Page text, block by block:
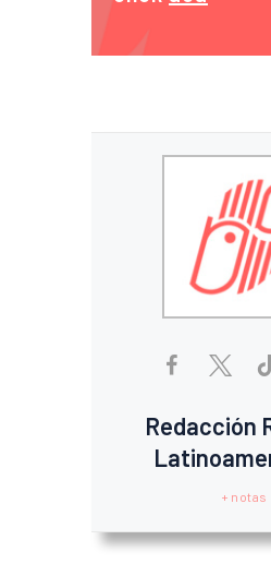
Redacción
+ notas